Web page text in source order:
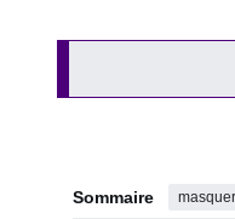
Sommaire masquer